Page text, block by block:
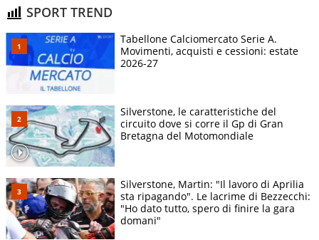
SPORT TREND
Tabellone Calciomercato Serie A.
Movimenti, acquisti e cessioni: estate
2026-27
Silverstone, le caratteristiche del
circuito dove si corre il Gp di Gran
Bretagna del Motomondiale
Silverstone, Martin: "Il lavoro di Aprilia
sta ripagando". Le lacrime di Bezzecchi:
"Ho dato tutto, spero di finire la gara
domani"